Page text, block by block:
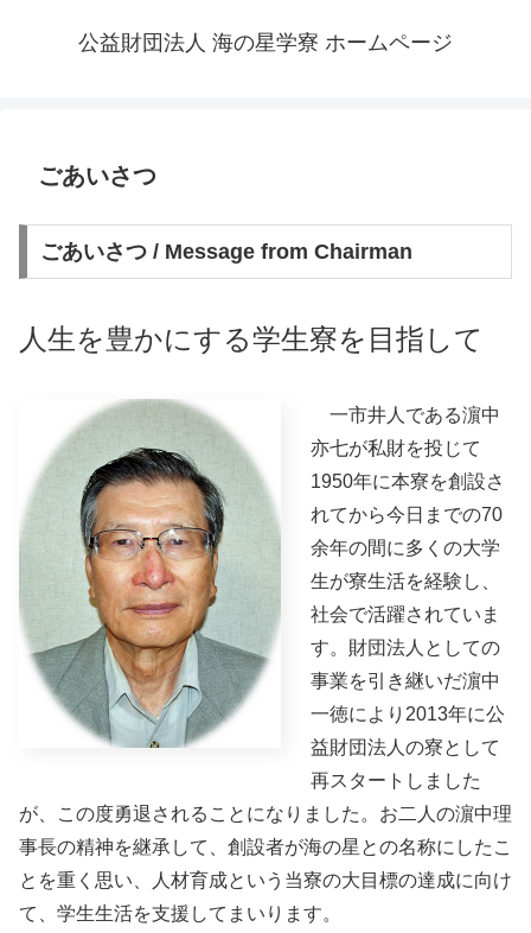
公益財団法人 海の星学寮 ホームページ
ごあいさつ
ごあいさつ / Message from Chairman
人生を豊かにする学生寮を目指して
一市井人である濵中
亦七が私財を投じて
1950年に本寮を創設さ
れてから今日までの70
余年の間に多くの大学
生が寮生活を経験し、
社会で活躍されていま
す。財団法人としての
事業を引き継いだ濵中
一徳により2013年に公
益財団法人の寮として
再スタートしました
が、この度勇退されることになりました。お二人の濵中理
事長の精神を継承して、創設者が海の星との名称にしたこ
とを重く思い、人材育成という当寮の大目標の達成に向け
て、学生生活を支援してまいります。